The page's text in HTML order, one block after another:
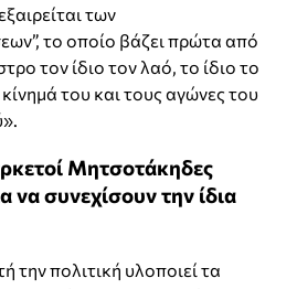
των
το οποίο βάζει πρώτα από
τον ίδιο τον λαό, το ίδιο το
του και τους αγώνες του
Μητσοτάκηδες
να συνεχίσουν την ίδια
την πολιτική υλοποιεί τα